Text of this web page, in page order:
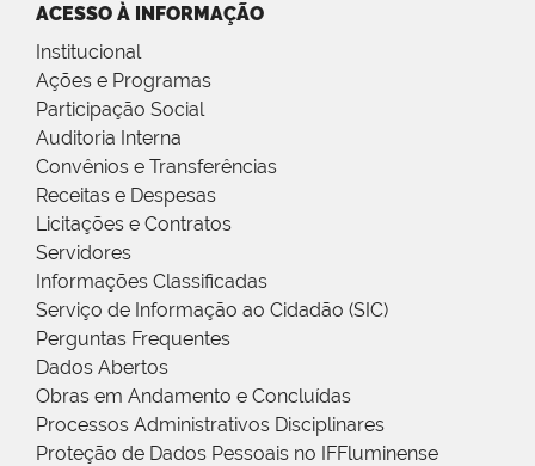
ACESSO À INFORMAÇÃO
Institucional
Ações e Programas
Participação Social
Auditoria Interna
Convênios e Transferências
Receitas e Despesas
Licitações e Contratos
Servidores
Informações Classificadas
Serviço de Informação ao Cidadão (SIC)
Perguntas Frequentes
Dados Abertos
Obras em Andamento e Concluídas
Processos Administrativos Disciplinares
Proteção de Dados Pessoais no IFFluminense